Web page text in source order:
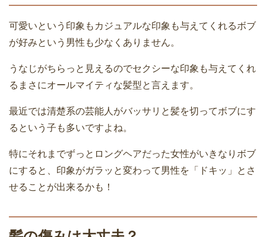
可愛いという印象もカジュアルな印象も与えてくれるボブ
が好みという男性も少なくありません。
うなじがちらっと見えるのでセクシーな印象も与えてくれ
るまさにオールマイティな髪型と言えます。
最近では清楚系の芸能人がバッサリと髪を切ってボブにす
るという子も多いですよね。
特にそれまでずっとロングヘアだった女性がいきなりボブ
にすると、印象がガラッと変わって男性を「ドキッ」とさ
せることが出来るかも！